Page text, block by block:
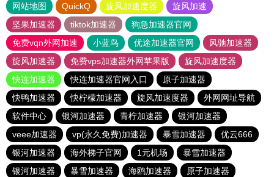
网站地图 QuickQ 旋风加速度器
旋风加速
坚果加速器
tiktok加速器
狗急加速器官网
免费vqn外网加速
小蓝鸟 优途加速器官网
风驰加速器
旋风加速器
免费vps加速器外网苹果版
旋风加速度器
快连加速器
快连加速器官网入口
原子加速器
快鸭加速器
快柠檬加速器 旋风加速度器
外网网址导航
软件中心
银河加速器 青柠加速器
银河加速器
veee加速器
vp(永久免费)加速器 暴雪加速器
优云666
银河加速器
海外梯子官网 1元机场
暴雪加速器
银河加速器
暴雪加速器 海鸥加速器 原子加速器